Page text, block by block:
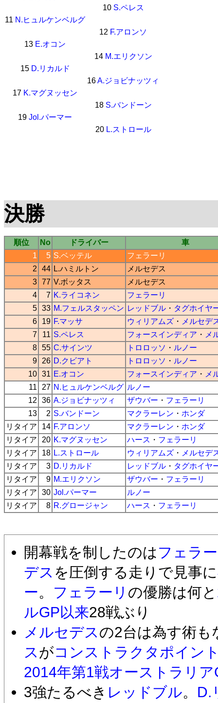
10 S.ペレス
11 N.ヒュルケンベルグ
12 F.アロンソ
13 E.オコン
14 M.エリクソン
15 D.リカルド
16A.ジョビナッツィ
17 K.マグヌッセン
18 S.バンドーン
19 Jol.パーマー
20 L.ストロール
決勝
順位 No ドライバー
車
1
5 S.ベッテル
フェラーリ
2
44 L.ハミルトン
メルセデス
3 77 V.ボッタス
メルセデス
4
7 K.ライコネン
フェラーリ
5 33 M.フェルスタッペン レッドブル ・ タグホイヤ
6
19 F.マッサ ウィリアムズ ・ メルセデ
7
11 S.ペレス フォースインディア ・ メ
8 55 C.サインツ トロロッソ ・ ルノー
9
26 D.クビアト トロロッソ ・ ルノー
10 31 E.オコン フォースインディア ・ メ
11
27 N.ヒュルケンベルグ ルノー
12
36 A.ジョビナッツィ ザウバー ・ フェラーリ
13
2 S.バンドーン マクラーレン ・ ホンダ
リタイア
14 F.アロンソ マクラーレン ・ ホンダ
リタイア
20 K.マグヌッセン ハース ・ フェラーリ
リタイア
18 L.ストロール ウィリアムズ ・ メルセデ
リタイア
3 D.リカルド レッドブル ・ タグホイヤ
リタイア
9 M.エリクソン ザウバー ・ フェラーリ
リタイア
30 Jol.パーマー
ルノー
リタイア
8 R.グロージャン ハース ・ フェラーリ
開幕戦を制したのは フェラ
デス を圧倒する走りで見事に
ー。 フェラーリ の優勝は何と
ルGP以来28戦ぶり
メルセデスの2台は為す術も
スがコンストラクタポイン
2014年第1戦オーストラリア
3強たるべき レッドブル。 D.